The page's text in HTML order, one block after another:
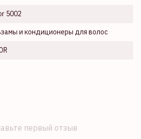
5002
и кондиционеры для волос
первый отзыв